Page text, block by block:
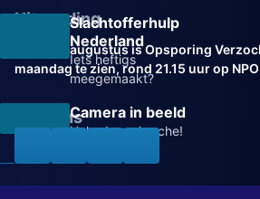
Slachtofferhulp
Nederland
Iets heftigs
meegemaakt?
Camera in beeld
Help de recherche!
Uitzending
Vanaf 31 augustus is Opsporing
maandag te zien, rond 21.15 uur op
Volg ons